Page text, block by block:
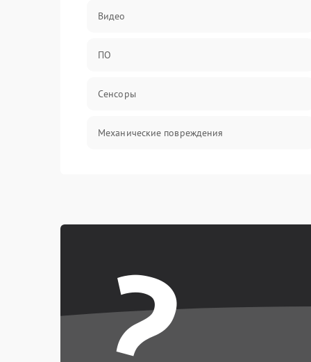
Видео
ПО
Сенсоры
Механические повреждения